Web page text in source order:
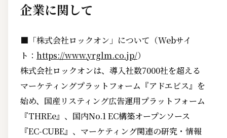
企業に関して
■「株式会社ロックオン」について（Webサイ
ト： https://www.yrglm.co.jp/）
株式会社ロックオンは、導入社数7000社を超える
マーケティングプラットフォーム『アドエビス』を
始め、国産リスティング広告運用プラットフォーム
『THREe』、国内No.1 EC構築オープンソース
『EC-CUBE』、マーケティング関連の研究・情報